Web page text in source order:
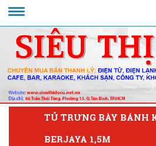
TỦ TRƯNG BÀY BÁNH
BERJAYA 1,5M